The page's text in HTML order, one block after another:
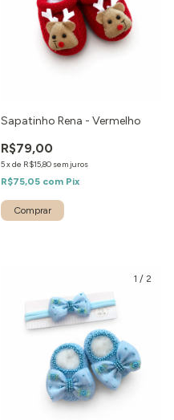
Sapatinho Rena - Vermelho
R$79,00
5xde R$15,80 sem juros
R$75,05 com Pix
1 / 2